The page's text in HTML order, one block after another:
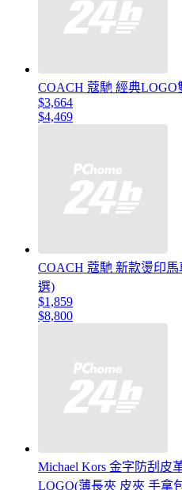
COACH 蔻馳 經典
$3,664
$4,469
COACH 蔻馳 新款燙印
選)
$1,859
$8,800
Michael Kors 金字防刮皮
LOGO(薄長夾 皮夾 手拿